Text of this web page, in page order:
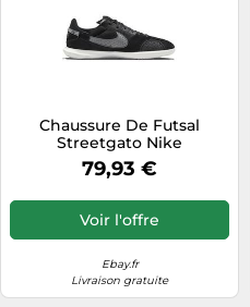
Chaussure De Futsal
Streetgato Nike
79,93 €
Voir l'offre
Ebay.fr
Livraison gratuite